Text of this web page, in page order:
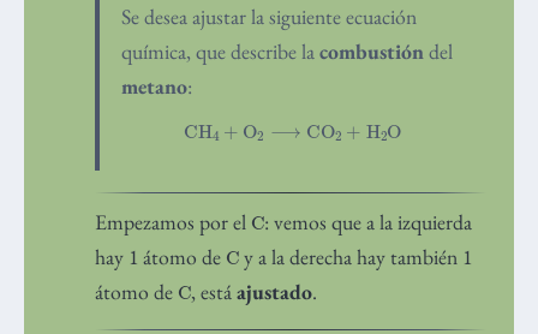
Se desea ajustar la siguiente ecuación
química, que describe la combustión del
metano:
CHA4 + OA ⟶ COA + HA2O
Empezamos por el C: vemos que a la izquierda
hay 1 átomo de C y a la derecha hay también 1
átomo de C, estáajustado.